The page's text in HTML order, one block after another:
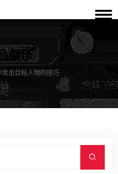
展示
击目标人物的技巧